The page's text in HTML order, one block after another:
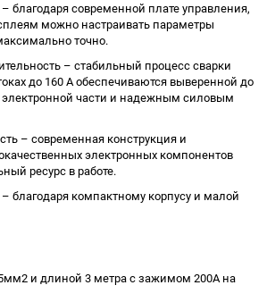
благодаря современной плате управления,
можно настраивать параметры
точно.
– стабильный процесс сварки
до 160 А обеспечиваются выверенной до
электронной части и надежным силовым
– современная конструкция и
электронных компонентов
ресурс в работе.
благодаря компактному корпусу и малой
и длиной 3 метра с зажимом 200А на